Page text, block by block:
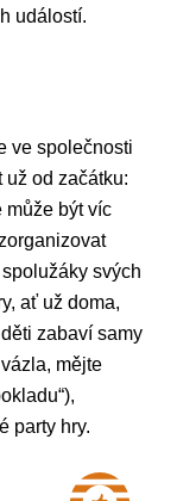
událostí.
ve společnosti
od začátku:
může být víc
svých
ať už doma,
zabaví samy
mějte
party hry.